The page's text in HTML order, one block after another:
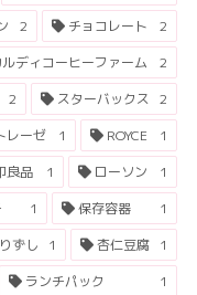
2 チョコレート
2
ルディコーヒーファーム
2
2 スターバックス 2
レーゼ 1 ROYCE
1
良品 1 ローソン
1
1 保存容器
1
ずし 1 杏仁豆腐 1
ランチパック
1